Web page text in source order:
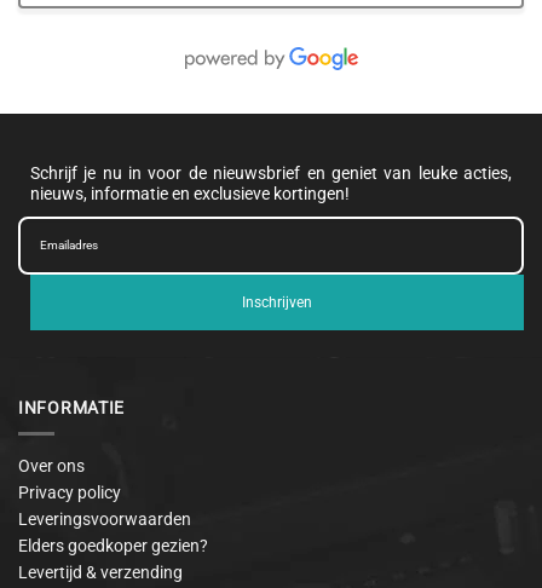
Schrijf je nu in voor de nieuwsbrief en geniet van leuke acties,
nieuws, informatie en exclusieve kortingen!
Inschrijven
INFORMATIE
Over ons
Privacy policy
Leveringsvoorwaarden
Elders goedkoper gezien?
Levertijd & verzending